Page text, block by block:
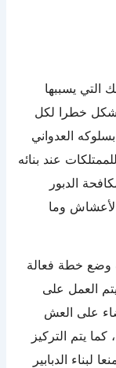
يسببها
يشكل خطرا لكل
العدواني
عند بنائه
الدبور
وما
وضع خطة فعالة
العمل على
على العش
يتم التركيز
الدبابير